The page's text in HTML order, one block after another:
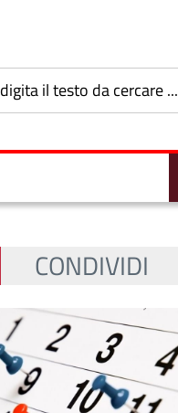
digita il testo da cercare ...
CONDIVIDI